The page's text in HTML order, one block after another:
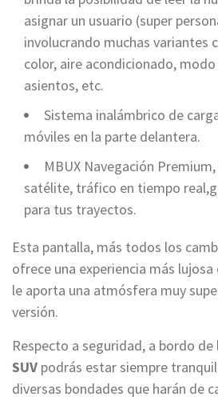
asignar un usuario (super
involucrando muchas variantes
color, aire acondicionado,
asientos, etc.
Sistema inalámbrico de
móviles en la parte delantera.
MBUX Navegación
satélite, tráfico en tiempo
para tus trayectos.
Esta pantalla, más todos los
ofrece una experiencia más
le aporta una atmósfera muy
versión.
Respecto a seguridad, a bordo de
SUV podrás estar siempre
diversas bondades que harán de